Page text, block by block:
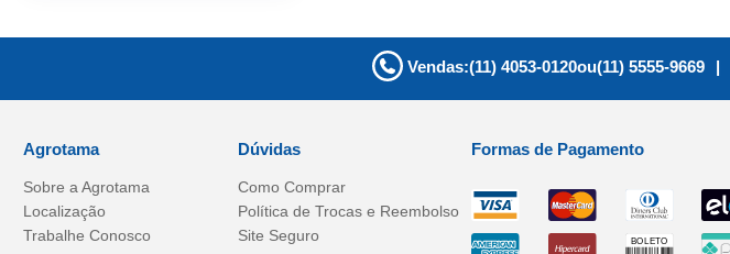
Vendas:(11) 4053-0120ou(11) 5555-9669 |
Agrotama
Sobre a Agrotama
Localização
Trabalhe Conosco
Dúvidas
Como Comprar
Política de Trocas e Reembolso
Site Seguro
Formas de Pagamento